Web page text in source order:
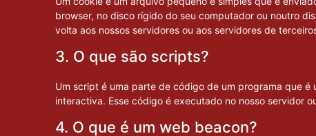
browser, no disco rígido do seu computador ou noutro
volta aos nossos servidores ou aos servidores de
3. O que são scripts?
Um script é uma parte de código de um programa que
interactiva. Esse código é executado no nosso servidor
4. O que é um web beacon?